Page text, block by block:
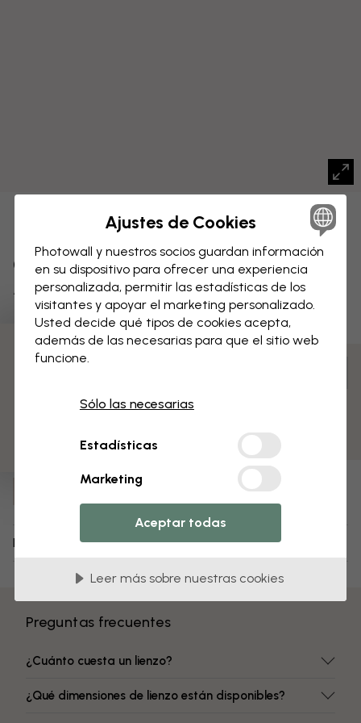
Campo de Dientes de León -
Avellano Ceniza
Guardar
Premontado y listo para colgar
Colores resistentes a la decoloración
Envío y devoluciones
Preguntas frecuentes
¿Cuánto cuesta un lienzo?
¿Qué dimensiones de lienzo están disponibles?
Ajustes de Cookies
Photowall y nuestros socios guardan información
en su dispositivo para ofrecer una experiencia
personalizada, permitir las estadísticas de los
visitantes y apoyar el marketing personalizado.
Usted decide qué tipos de cookies acepta,
además de las necesarias para que el sitio web
funcione.
Sólo las necesarias
Estadísticas
Marketing
Aceptar todas
Leer más sobre nuestras cookies